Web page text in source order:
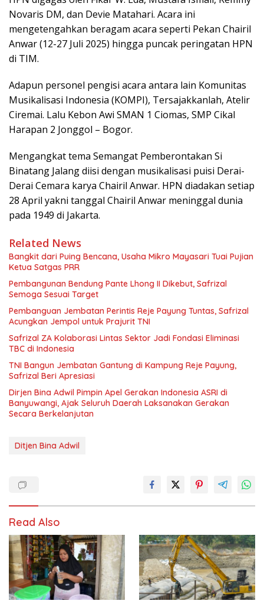
Novaris DM, dan Devie Matahari. Acara ini
mengetengahkan beragam acara seperti Pekan Chairil
Anwar (12-27 Juli 2025) hingga puncak peringatan HPN
di TIM.
Adapun personel pengisi acara antara lain Komunitas
Musikalisasi Indonesia (KOMPI), Tersajakkanlah, Atelir
Ciremai. Lalu Kebon Awi SMAN 1 Ciomas, SMP Cikal
Harapan 2 Jonggol – Bogor.
Mengangkat tema Semangat Pemberontakan Si
Binatang Jalang diisi dengan musikalisasi puisi Derai-
Derai Cemara karya Chairil Anwar. HPN diadakan setiap
28 April yakni tanggal Chairil Anwar meninggal dunia
pada 1949 di Jakarta.
Related News
Bangkit dari Puing Bencana, Usaha Mikro Mayasari Tuai Pujian
Ketua Satgas PRR
Pembangunan Bendung Pante Lhong II Dikebut, Safrizal
Semoga Sesuai Target
Pembanguan Jembatan Perintis Reje Payung Tuntas, Safrizal
Acungkan Jempol untuk Prajurit TNI
Safrizal ZA Kolaborasi Lintas Sektor Jadi Fondasi Eliminasi
TBC di Indonesia
TNI Bangun Jembatan Gantung di Kampung Reje Payung,
Safrizal Beri Apresiasi
Dirjen Bina Adwil Pimpin Apel Gerakan Indonesia ASRI di
Banyuwangi, Ajak Seluruh Daerah Laksanakan Gerakan
Secara Berkelanjutan
Ditjen Bina Adwil
Read Also